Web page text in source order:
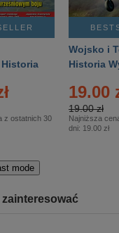
z ostatnich 30
Wojsko i
Historia
– 2/2026
19.00
19.00 zł
Najniższa
dni: 19.00 zł
mode
zainteresować